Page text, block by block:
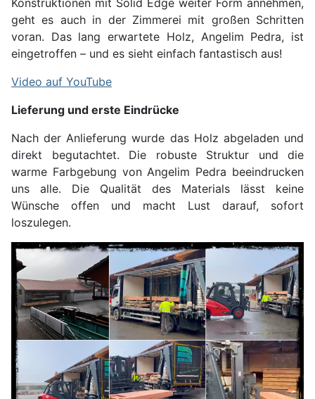
Konstruktionen mit Solid Edge weiter Form annehmen,
geht es auch in der Zimmerei mit großen Schritten
voran. Das lang erwartete Holz, Angelim Pedra, ist
eingetroffen – und es sieht einfach fantastisch aus!
Video auf YouTube
Lieferung und erste Eindrücke
Nach der Anlieferung wurde das Holz abgeladen und
direkt begutachtet. Die robuste Struktur und die
warme Farbgebung von Angelim Pedra beeindrucken
uns alle. Die Qualität des Materials lässt keine
Wünsche offen und macht Lust darauf, sofort
loszulegen.